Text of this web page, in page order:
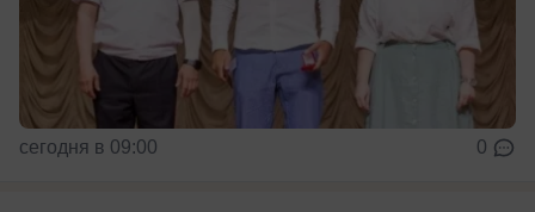
сегодня в 09:00 0